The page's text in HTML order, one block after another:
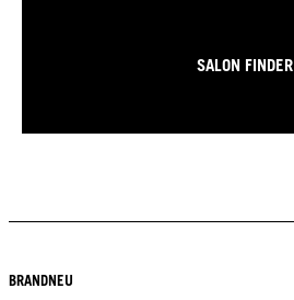
SALON FINDER
BRANDNEU